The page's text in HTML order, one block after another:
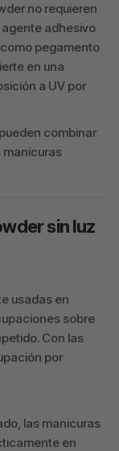
no requieren
agente adhesivo
pegamento
en una
a UV por
combinar
manicuras
sin luz
usadas en
sobre
Con las
por
las manicuras
en